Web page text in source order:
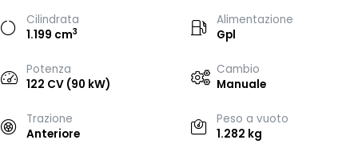
Cilindrata
1.199 cm3
Alimentazione
Gpl
Potenza
122 CV (90 kW)
Cambio
Manuale
Trazione
Anteriore
Peso a vuoto
1.282 kg